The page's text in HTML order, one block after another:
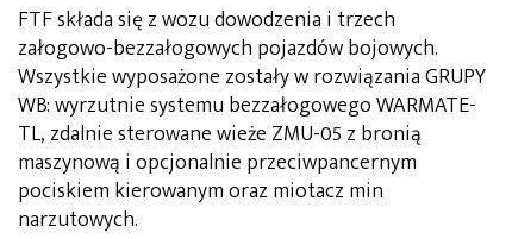
FTF składa się z wozu dowodzenia i trzech
załogowo-bezzałogowych pojazdów bojowych.
Wszystkie wyposażone zostały w rozwiązania GRUPY
WB: wyrzutnie systemu bezzałogowego WARMATE-
TL, zdalnie sterowane wieże ZMU-05 z bronią
maszynową i opcjonalnie przeciwpancernym
pociskiem kierowanym oraz miotacz min
narzutowych.